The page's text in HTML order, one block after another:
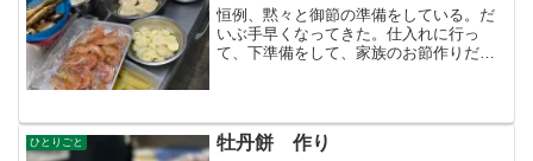
恒例、黙々と御節の準備をしている。だ
いぶ手早くなってきた。仕入れに行っ
て、下準備をして、家族のお節作りだか
むと一軒では済まない。最近...
ひとりごと 牡丹餅 作り